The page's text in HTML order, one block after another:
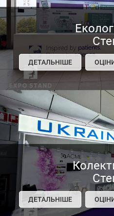
ДЕТАЛЬНІШЕ
ДЕТАЛЬНІШЕ